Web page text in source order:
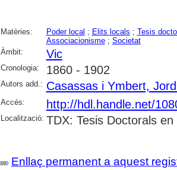
Matèries: Poder local ; Elits locals ; Tesis
Associacionisme; Societat
Àmbit:
Vic
Cronologia: 1860 - 1902
Autors add.: Casassas i Ymbert,
Accés: http://hdl.handle.net/
Localització: TDX: Tesis Doctorals en
Enllaç permanent a aquest